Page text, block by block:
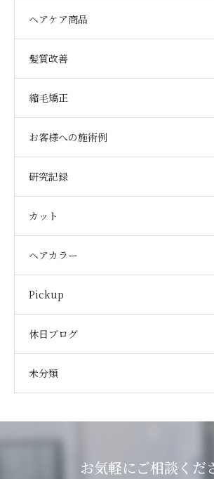
ヘアケア商品
髪質改善
縮毛矯正
お客様への施術例
研究記録
カット
ヘアカラー
Pickup
休日ブログ
未分類
お気軽にご相談くだ